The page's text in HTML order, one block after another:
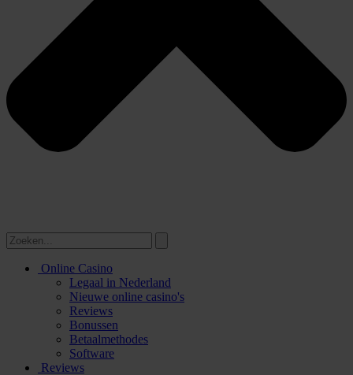
Online Casino
Legaal in Nederland
Nieuwe online casino's
Reviews
Bonussen
Betaalmethodes
Software
Reviews